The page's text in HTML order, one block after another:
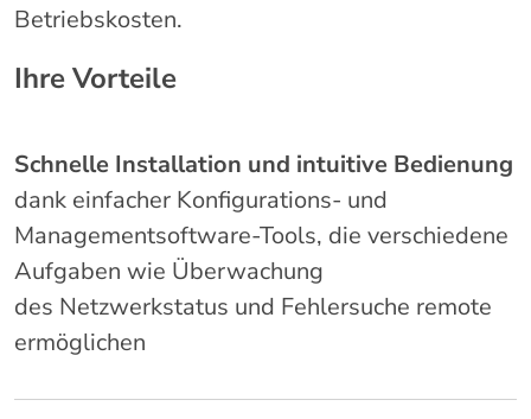
Betriebskosten.
Ihre Vorteile
Schnelle Installation und intuitive Bedienung
dank einfacher Konfigurations- und
Managementsoftware-Tools, die verschiedene
Aufgaben wie Überwachung
des Netzwerkstatus und Fehlersuche remote
ermöglichen